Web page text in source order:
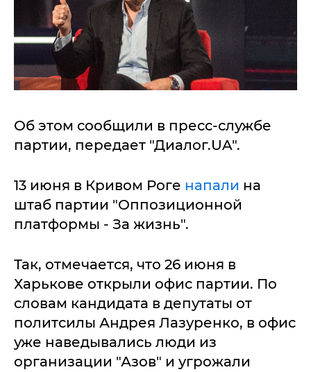
Об этом сообщили в пресс-службе
партии, передает "Диалог.UA".
13 июня в Кривом Роге напали на
штаб партии "Оппозиционной
платформы - За жизнь".
Так, отмечается, что 26 июня в
Харькове открыли офис партии. По
словам кандидата в депутаты от
политсилы Андрея Лазуренко, в офис
уже наведывались люди из
организации "Азов" и угрожали